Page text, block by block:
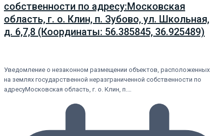
собственности по адресу:Московская
область, г. о. Клин, п. Зубово, ул. Школьная,
д. 6,7,8 (Координаты: 56.385845, 36.925489)
Уведомление о незаконном размещении объектов, расположенных
на землях государственной неразграниченной собственности по
адресуМосковская область, г. о. Клин, п.…